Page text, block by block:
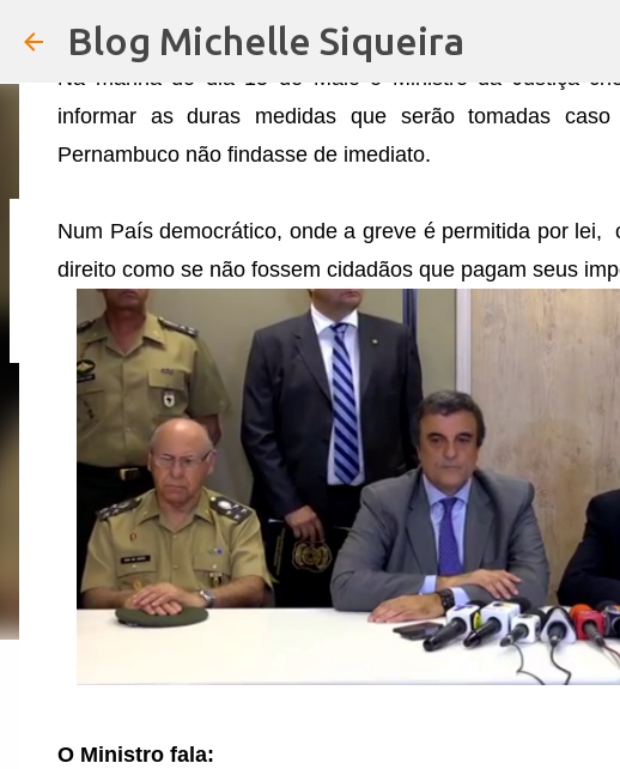
Blog Michelle Siqueira
URGENTE: 13° DOS SERVIDORES DE PE
PERNAMBUCO.ATENÇÃO TODA POLÍCIA
em13:17
Na manhã do dia 15 de Maio o Ministro da Justiça
informar as duras medidas que serão tomadas
Pernambuco não findasse de imediato.
Num País democrático, onde a greve é permitida por
direito como se não fossem cidadãos que pagam seus
O Ministro fala: